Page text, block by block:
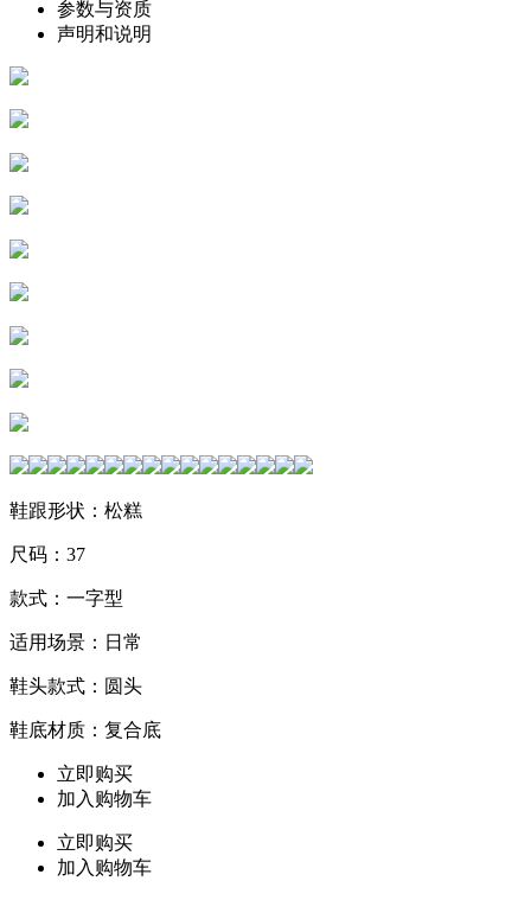
参数与资质
声明和说明
鞋跟形状：松糕
尺码：37
款式：一字型
适用场景：日常
鞋头款式：圆头
鞋底材质：复合底
立即购买
加入购物车
立即购买
加入购物车